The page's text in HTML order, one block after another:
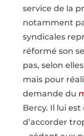
service de la
notamment
syndicales
réformé son
pas, selon
mais pour
demande du
Bercy. Il lui
d’accorder